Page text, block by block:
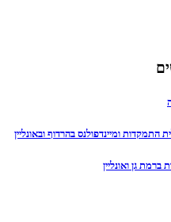
ומיינדפולנס בהרדוף ובאונליין
גן ואונליין